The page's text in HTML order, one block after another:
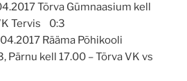
Tõrva Gümnaasium kell
Tervis 0:3
Rääma Põhikooli
Pärnu kell 17.00 – Tõrva VK vs